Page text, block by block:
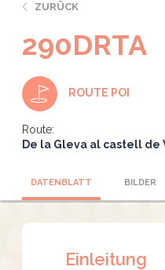
ZURÜCK
290DRTA
ROUTE POI
Route:
De la Gleva al castell de
DATENBLATT BILDER
Einleitung